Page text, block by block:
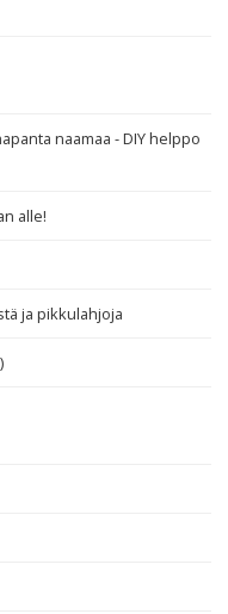
naamaa - DIY helppo
alle!
ja pikkulahjoja